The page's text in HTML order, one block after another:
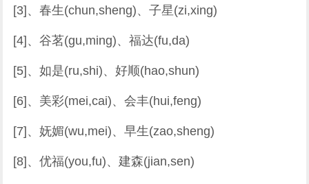
[3]、春生(chun,sheng)、子星(zi,xing)
[4]、谷茗(gu,ming)、福达(fu,da)
[5]、如是(ru,shi)、好顺(hao,shun)
[6]、美彩(mei,cai)、会丰(hui,feng)
[7]、妩媚(wu,mei)、早生(zao,sheng)
[8]、优福(you,fu)、建森(jian,sen)